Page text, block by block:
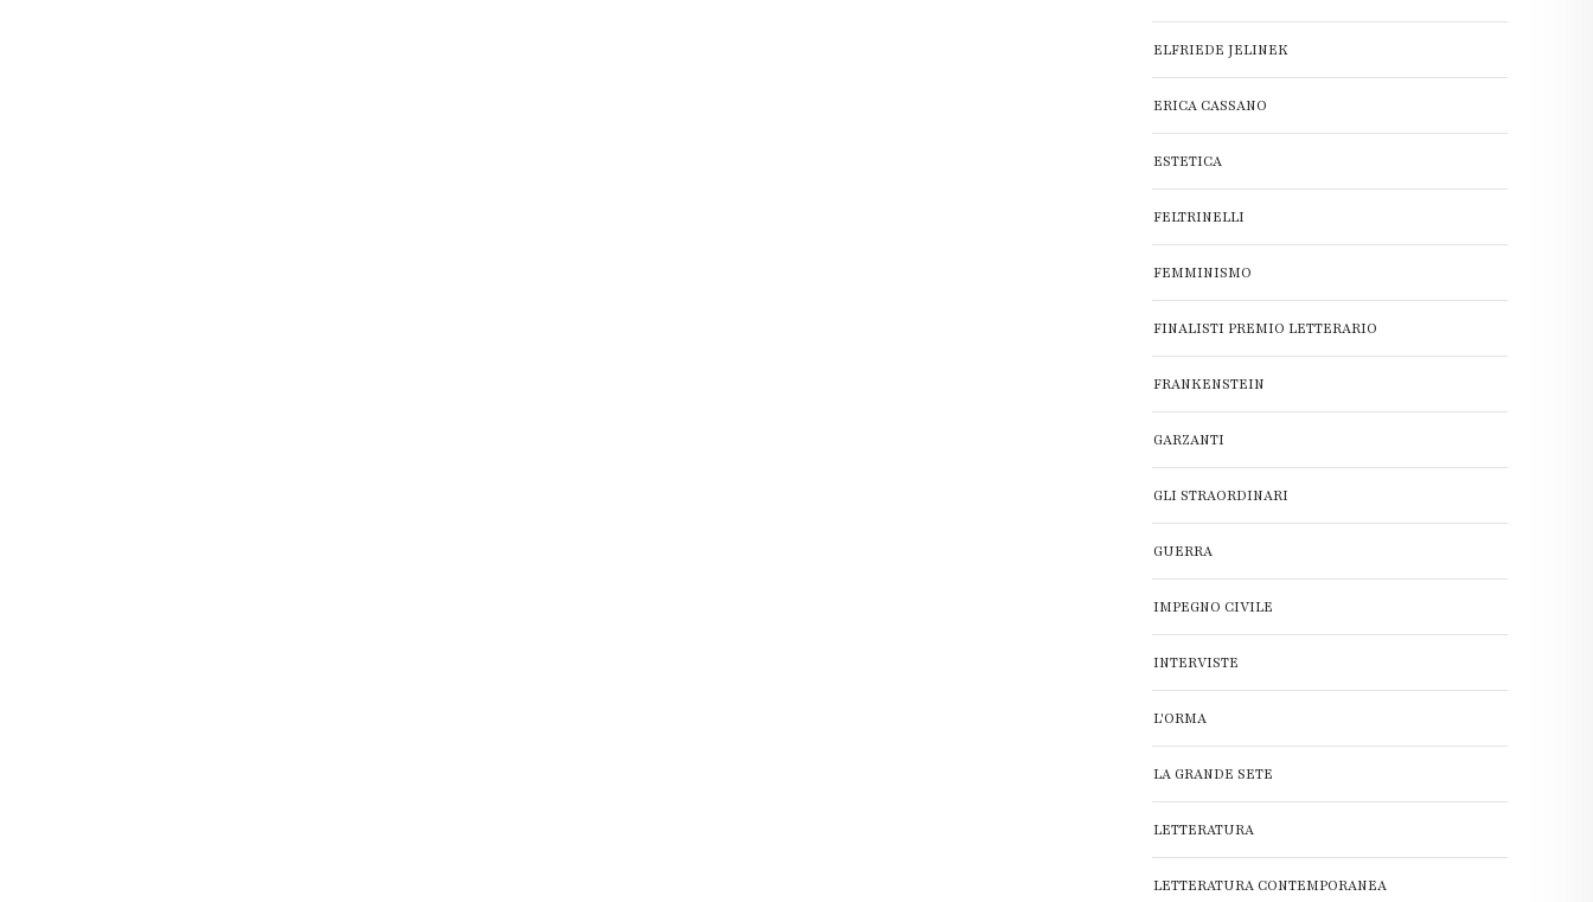
ELFRIEDE JELINEK
ERICA CASSANO
ESTETICA
FELTRINELLI
FEMMINISMO
FINALISTI PREMIO LETTERARIO
FRANKENSTEIN
GARZANTI
GLI STRAORDINARI
GUERRA
IMPEGNO CIVILE
INTERVISTE
L'ORMA
LA GRANDE SETE
LETTERATURA
LETTERATURA CONTEMPORANEA